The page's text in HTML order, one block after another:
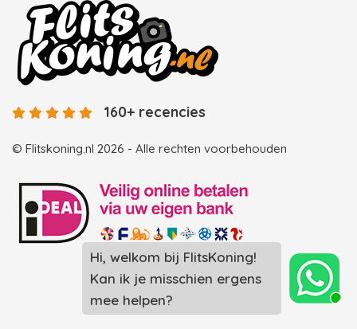
© Flitskoning.nl 2026 - Alle rechten voorbehouden
160+ recencies
Landingspagina overzicht photobooths
Landingspagina overzicht videobooths
Photobooth huren in Spijkenisse